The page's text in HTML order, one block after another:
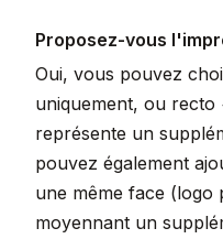
Proposez-vous
Oui, vous pouvez
uniquement, ou
représente un
pouvez également
une même face (logo
moyennant un